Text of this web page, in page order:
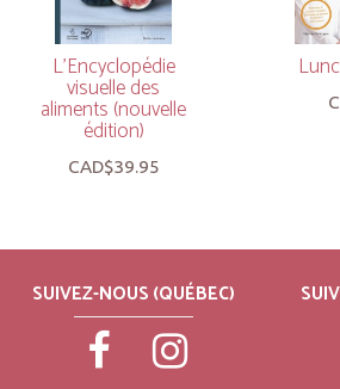
L’Encyclopédie
visuelle des
aliments (nouvelle
édition)
CAD$39.95
SUIVEZ-NOUS (QUÉBEC)